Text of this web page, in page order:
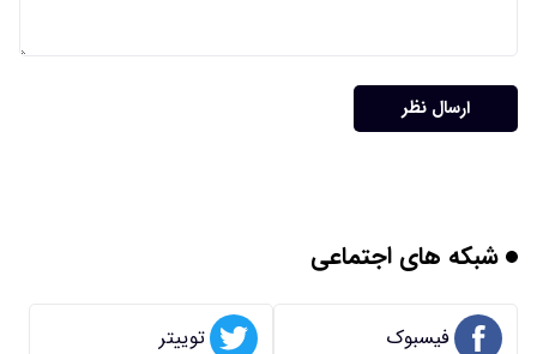
ارسال نظر
شبکه های اجتماعی
فیسبوک توییتر